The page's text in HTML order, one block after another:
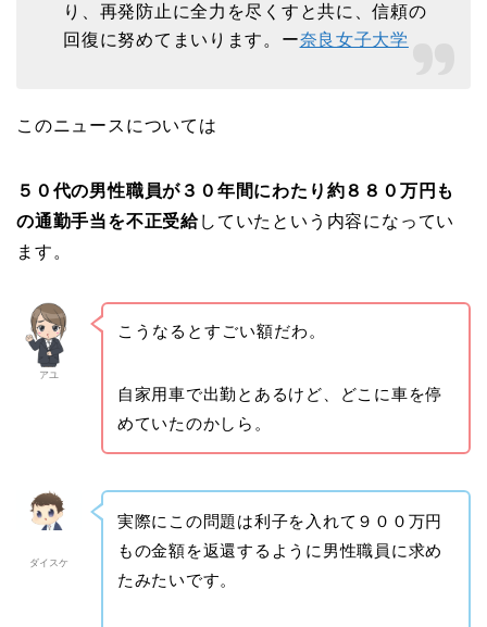
り、再発防止に全力を尽くすと共に、信頼の
回復に努めてまいります。ー奈良女子大学
このニュースについては
５０代の男性職員が３０年間にわたり約８８０万円も
の通勤手当を不正受給していたという内容になってい
ます。
アユ
こうなるとすごい額だわ。
自家用車で出勤とあるけど、どこに車を停
めていたのかしら。
ダイスケ
実際にこの問題は利子を入れて９００万円
もの金額を返還するように男性職員に求め
たみたいです。